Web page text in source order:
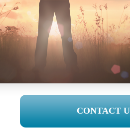
PRIMARY
SIDEBAR
CONTACT